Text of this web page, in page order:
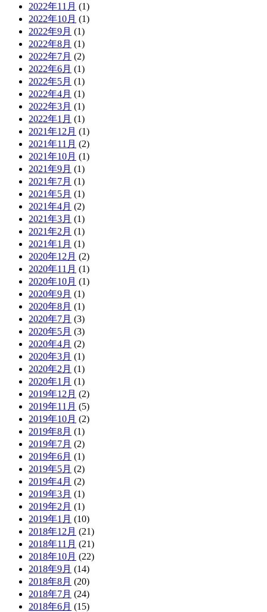
2022年11月 (1)
2022年10月 (1)
2022年9月 (1)
2022年8月 (1)
2022年7月 (2)
2022年6月 (1)
2022年5月 (1)
2022年4月 (1)
2022年3月 (1)
2022年1月 (1)
2021年12月 (1)
2021年11月 (2)
2021年10月 (1)
2021年9月 (1)
2021年7月 (1)
2021年5月 (1)
2021年4月 (2)
2021年3月 (1)
2021年2月 (1)
2021年1月 (1)
2020年12月 (2)
2020年11月 (1)
2020年10月 (1)
2020年9月 (1)
2020年8月 (1)
2020年7月 (3)
2020年5月 (3)
2020年4月 (2)
2020年3月 (1)
2020年2月 (1)
2020年1月 (1)
2019年12月 (2)
2019年11月 (5)
2019年10月 (2)
2019年8月 (1)
2019年7月 (2)
2019年6月 (1)
2019年5月 (2)
2019年4月 (2)
2019年3月 (1)
2019年2月 (1)
2019年1月 (10)
2018年12月 (21)
2018年11月 (21)
2018年10月 (22)
2018年9月 (14)
2018年8月 (20)
2018年7月 (24)
2018年6月 (15)